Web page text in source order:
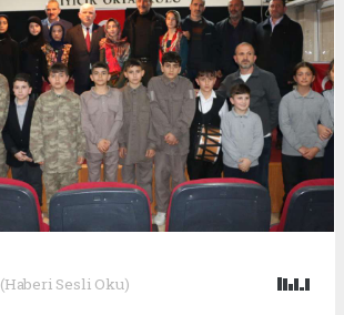
(Haberi Sesli Oku)